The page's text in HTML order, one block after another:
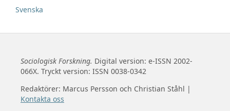
Svenska
Sociologisk Forskning. Digital version: e-ISSN 2002-
066X. Tryckt version: ISSN 0038-0342
Redaktörer: Marcus Persson och Christian Ståhl |
Kontakta oss